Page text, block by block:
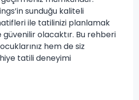
sunduğu kaliteli
ile tatilinizi planlamak
olacaktır. Bu rehberi
hem de siz
tatili deneyimi